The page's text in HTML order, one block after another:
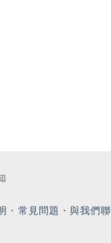
・ 常見問題 ・與我們